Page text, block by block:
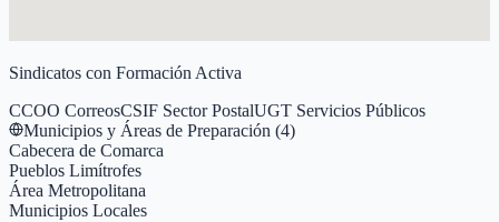
Sindicatos con Formación Activa
CCOO CorreosCSIF Sector PostalUGT Servicios Públicos
Municipios y Áreas de Preparación (4)
Cabecera de Comarca
Pueblos Limítrofes
Área Metropolitana
Municipios Locales